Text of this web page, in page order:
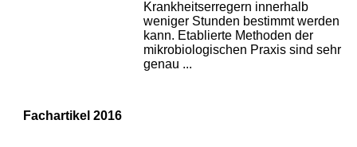
Krankheitserregern innerhalb
weniger Stunden bestimmt werden
kann. Etablierte Methoden der
mikrobiologischen Praxis sind sehr
genau ...
Fachartikel 2016